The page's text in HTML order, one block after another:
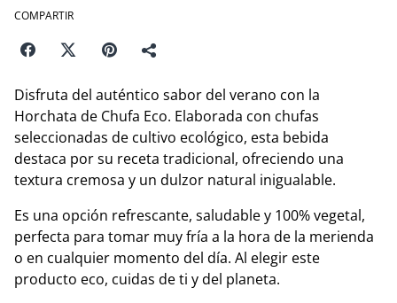
COMPARTIR
Disfruta del auténtico sabor del verano con la
Horchata de Chufa Eco. Elaborada con chufas
seleccionadas de cultivo ecológico, esta bebida
destaca por su receta tradicional, ofreciendo una
textura cremosa y un dulzor natural inigualable.
​Es una opción refrescante, saludable y 100% vegetal,
perfecta para tomar muy fría a la hora de la merienda
o en cualquier momento del día. Al elegir este
producto eco, cuidas de ti y del planeta.